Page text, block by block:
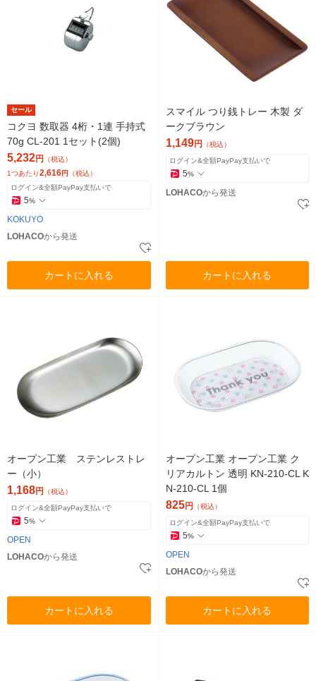
セール
コクヨ 数取器 4桁・1連 手持式
70g CL-201 1セット(2個)
5,232円
（税込）
1つあたり2,616円 （税込）
ログイン&全額PayPay支払いで
5%
KOKUYO
LOHACOから発送
カートに入れる
スマイル つり銭トレー 木製 ダ
ークブラウン
1,149円 （税込）
ログイン&全額PayPay支払いで
5%
LOHACOから発送
カートに入れる
オープン工業 ステンレストレ
ー（小）
1,168円 （税込）
ログイン&全額PayPay支払いで
5%
OPEN
LOHACOから発送
カートに入れる
オープン工業 オープン工業 ク
リアカルトン 透明 KN-210-CL K
N-210-CL 1個
825円 （税込）
ログイン&全額PayPay支払いで
5%
OPEN
LOHACOから発送
カートに入れる